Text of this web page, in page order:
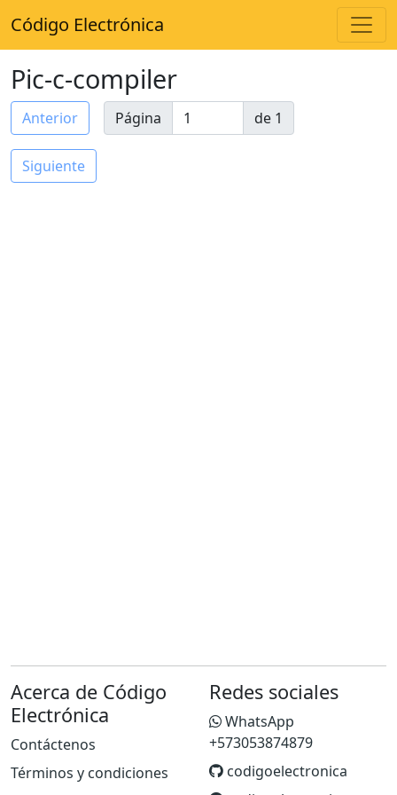
Código Electrónica
Pic-c-compiler
Anterior Página de 1
Siguiente
Acerca de Código
Electrónica
Contáctenos
Términos y condiciones
Redes sociales
WhatsApp
+573053874879
codigoelectronica